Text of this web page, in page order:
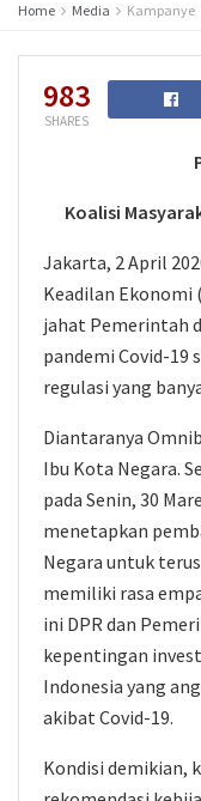
Home Media Kampanye
983
SHARES
Koalisi
Jakarta, 2 April
Keadilan Ekonomi
jahat Pemerintah
pandemi Covid-19
regulasi yang
Diantaranya
Ibu Kota Negara.
pada Senin, 30
menetapkan
Negara untuk
memiliki rasa
ini DPR dan
kepentingan
Indonesia yang
akibat Covid-19.
Kondisi demikian,